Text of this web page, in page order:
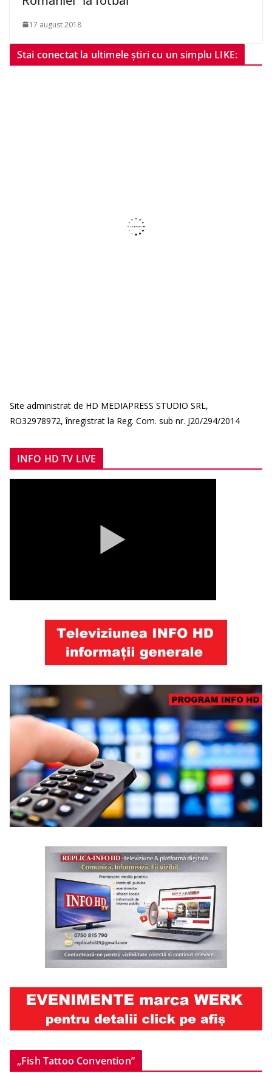
17 august 2018
Stai conectat la ultimele știri cu un simplu LIKE:
Site administrat de HD MEDIAPRESS STUDIO SRL,
RO32978972, înregistrat la Reg. Com. sub nr. J20/294/2014
INFO HD TV LIVE
„Fish Tattoo Convention”